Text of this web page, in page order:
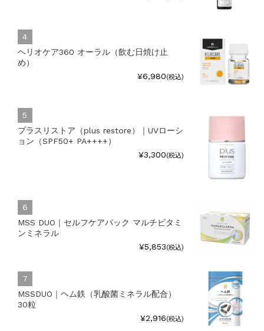
ヘリオケア360 オーラル（飲む日焼け止
め）
¥6,980(税込)
プラスリストア（plus restore）｜UVローシ
ョン（SPF50+ PA++++）
¥3,300(税込)
MSS DUO｜セルフケアパック マルチビタミ
ンミネラル
¥5,853(税込)
MSSDUO｜ヘム鉄（乳酸菌ミネラル配合）
30粒
¥2,916(税込)